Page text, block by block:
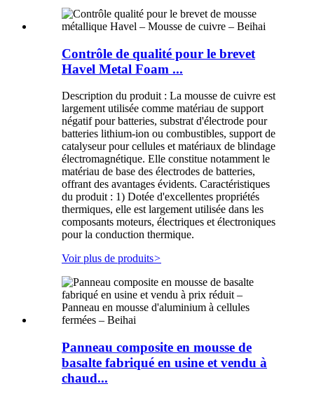
Contrôle de qualité pour le brevet
Havel Metal Foam ...
Description du produit : La mousse de cuivre est
largement utilisée comme matériau de support
négatif pour batteries, substrat d'électrode pour
batteries lithium-ion ou combustibles, support de
catalyseur pour cellules et matériaux de blindage
électromagnétique. Elle constitue notamment le
matériau de base des électrodes de batteries,
offrant des avantages évidents. Caractéristiques
du produit : 1) Dotée d'excellentes propriétés
thermiques, elle est largement utilisée dans les
composants moteurs, électriques et électroniques
pour la conduction thermique.
Voir plus de produits>
Panneau composite en mousse de
basalte fabriqué en usine et vendu à
chaud...